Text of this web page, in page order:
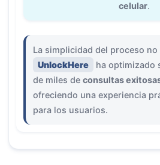
celular.
La simplicidad del proceso no
UnlockHere
ha optimizado
de miles de consultas
ofreciendo una experiencia
para los usuarios.